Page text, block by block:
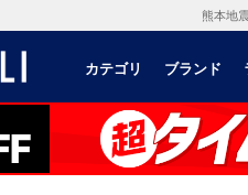
熊本地
カテゴリ ブランド